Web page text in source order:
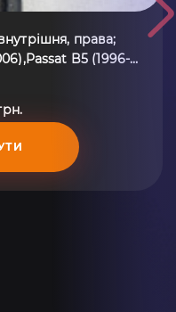
права;
B5 (1996-